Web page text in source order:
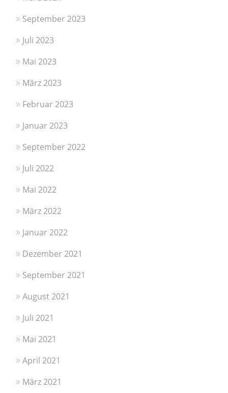
September 2023
Juli 2023
Mai 2023
März 2023
Februar 2023
Januar 2023
September 2022
Juli 2022
Mai 2022
März 2022
Januar 2022
Dezember 2021
September 2021
August 2021
Juli 2021
Mai 2021
April 2021
März 2021